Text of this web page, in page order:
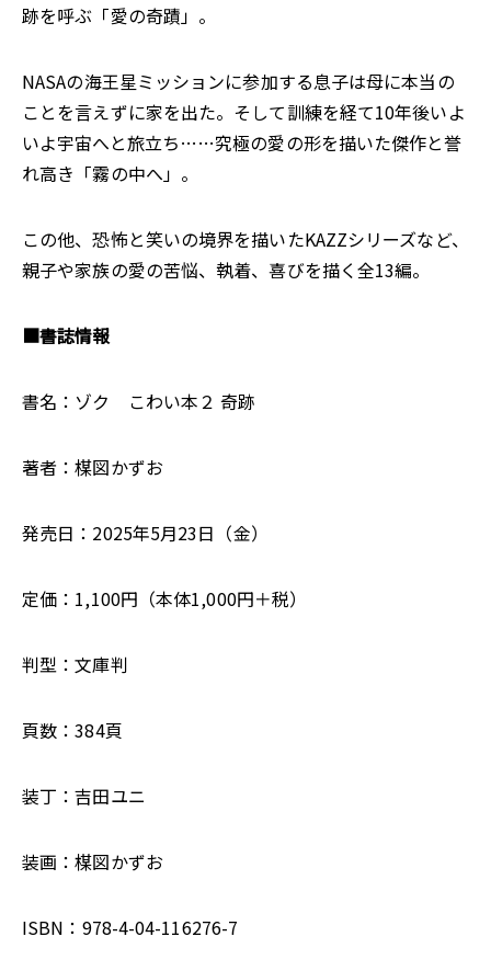
跡を呼ぶ「愛の奇蹟」。
NASAの海王星ミッションに参加する息子は母に本当の
ことを言えずに家を出た。そして訓練を経て10年後いよ
いよ宇宙へと旅立ち……究極の愛の形を描いた傑作と誉
れ高き「霧の中へ」。
この他、恐怖と笑いの境界を描いたKAZZシリーズなど、
親子や家族の愛の苦悩、執着、喜びを描く全13編。
■書誌情報
書名：ゾク こわい本２ 奇跡
著者：楳図かずお
発売日：2025年5月23日（金）
定価：1,100円（本体1,000円＋税）
判型：文庫判
頁数：384頁
装丁：吉田ユニ
装画：楳図かずお
ISBN：978-4-04-116276-7